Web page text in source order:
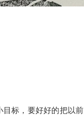
标，要好好的把以前